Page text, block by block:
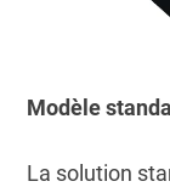
Modèle
La solution